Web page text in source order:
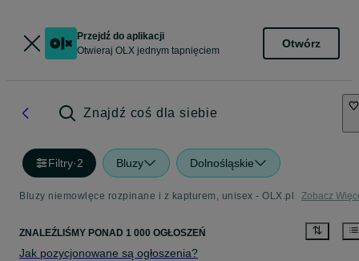
Przejdź do aplikacji
Otwieraj OLX jednym tapnięciem
Otwórz
Znajdź coś dla siebie
Filtry·2 Bluzy Dolnośląskie
Bluzy niemowlęce rozpinane i z kapturem, unisex - OLX.pl Zobacz
ZNALEŹLIŚMY PONAD 1 000 OGŁOSZEŃ
Jak pozycjonowane są ogłoszenia?